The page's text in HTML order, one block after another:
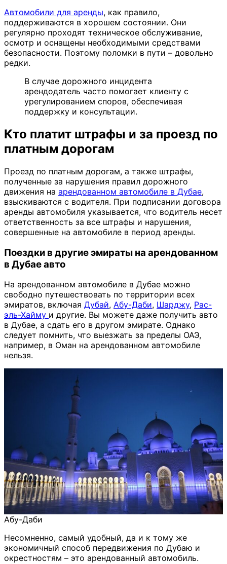
Автомобили для аренды, как правило,
поддерживаются в хорошем состоянии. Они
регулярно проходят техническое обслуживание,
осмотр и оснащены необходимыми средствами
безопасности. Поэтому поломки в пути – довольно
редки.
В случае дорожного инцидента
арендодатель часто помогает клиенту с
урегулированием споров, обеспечивая
поддержку и консультации.
Кто платит штрафы и за проезд по
платным дорогам
Проезд по платным дорогам, а также штрафы,
полученные за нарушения правил дорожного
движения на арендованном автомобиле в Дубае,
взыскиваются с водителя. При подписании договора
аренды автомобиля указывается, что водитель несет
ответственность за все штрафы и нарушения,
совершенные на автомобиле в период аренды.
Поездки в другие эмираты на арендованном
в Дубае авто
На арендованном автомобиле в Дубае можно
свободно путешествовать по территории всех
эмиратов, включая Дубай, Абу-Даби, Шарджу, Рас-
эль-Хайму и другие. Вы можете даже получить авто
в Дубае, а сдать его в другом эмирате. Однако
следует помнить, что выезжать за пределы ОАЭ,
например, в Оман на арендованном автомобиле
нельзя.
Абу-Даби
Несомненно, самый удобный, да и к тому же
экономичный способ передвижения по Дубаю и
окрестностям – это арендованный автомобиль.